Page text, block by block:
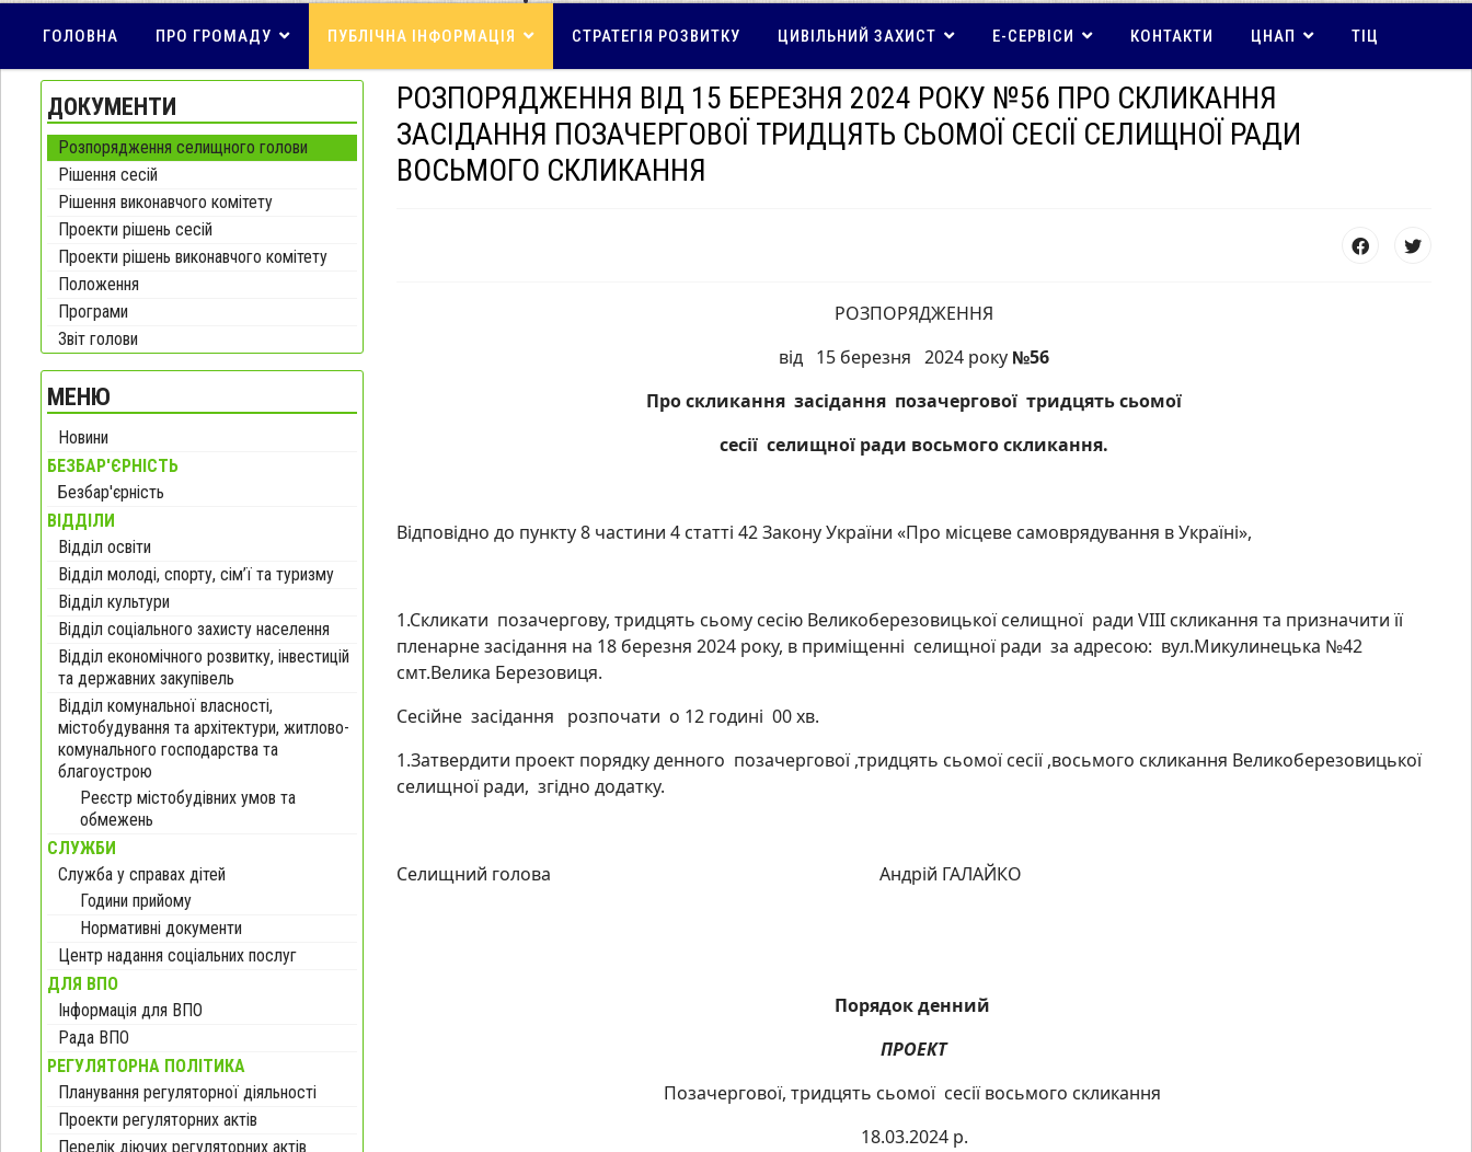
ГОЛОВНА ПРО ГРОМАДУ ПУБЛІЧНА ІНФОРМАЦІЯ СТРАТЕГІЯ РОЗВИТКУ ЦИВІЛЬНИЙ ЗАХИСТ E-СЕРВІСИ КОНТАКТИ ЦНАП ТІЦ
ДОКУМЕНТИ
Розпорядження селищного голови
Рішення сесій
Рішення виконавчого комітету
Проекти рішень сесій
Проекти рішень виконавчого комітету
Положення
Програми
Звіт голови
МЕНЮ
Новини
БЕЗБАР'ЄРНІСТЬ
Безбар'єрність
ВІДДІЛИ
Відділ освіти
Відділ молоді, спорту, сім’ї та туризму
Відділ культури
Відділ соціального захисту населення
Відділ економічного розвитку, інвестицій
та державних закупівель
Відділ комунальної власності,
містобудування та архітектури, житлово-
комунального господарства та
благоустрою
Реєстр містобудівних умов та
обмежень
СЛУЖБИ
Служба у справах дітей
Години прийому
Нормативні документи
Центр надання соціальних послуг
ДЛЯ ВПО
Інформація для ВПО
Рада ВПО
РЕГУЛЯТОРНА ПОЛІТИКА
Планування регуляторної діяльності
Проекти регуляторних актів
Перелік діючих регуляторних актів
РОЗПОРЯДЖЕННЯ ВІД 15 БЕРЕЗНЯ 2024 РОКУ №56 ПРО СКЛИКАННЯ
ЗАСІДАННЯ ПОЗАЧЕРГОВОЇ ТРИДЦЯТЬ СЬОМОЇ СЕСІЇ СЕЛИЩНОЇ РАДИ
ВОСЬМОГО СКЛИКАННЯ
РОЗПОРЯДЖЕННЯ
від 15 березня 2024 року №56
Про скликання засідання позачергової тридцять сьомої
сесії селищної ради восьмого скликання.
Відповідно до пункту 8 частини 4 статті 42 Закону України «Про місцеве самоврядування в Україні»,
1.Скликати позачергову, тридцять сьому сесію Великоберезовицької селищної ради VIІІ скликання та призначити її
пленарне засідання на 18 березня 2024 року, в приміщенні селищної ради за адресою: вул.Микулинецька №42
смт.Велика Березовиця.
Сесійне засідання розпочати о 12 годині 00 хв.
1.Затвердити проект порядку денного позачергової ,тридцять сьомої сесії ,восьмого скликання Великоберезовицької
селищної ради, згідно додатку.
Селищний голова Андрій ГАЛАЙКО
Порядок денний
ПРОЕКТ
Позачергової, тридцять сьомої сесії восьмого скликання
18.03.2024 р.